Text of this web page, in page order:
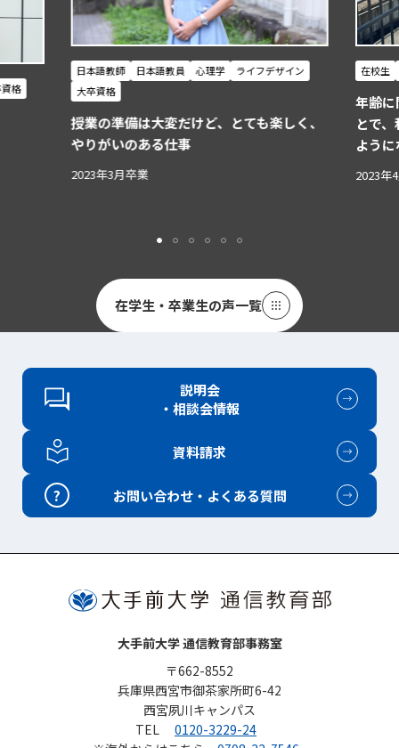
格
日本語教師 日本語教員 心理学
ライフデザイン
大卒資格
授業の準備は大変だけど、とても楽しく、
やりがいのある仕事
2023年3月卒業
在校生
年齢
とで
よう
2023年
在学生・卒業生の声一覧
説明会
・相談会情報
資料請求
? お問い合わせ・よくある質問
大手前大学 通信教育部事務室
〒662-8552
兵庫県西宮市御茶家所町6-42
西宮夙川キャンパス
TEL
0120-3229-24